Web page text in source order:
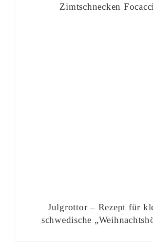
Zimtschnecken
Julgrottor – Rezept für
schwedische